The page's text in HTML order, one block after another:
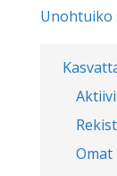
Unohtuiko